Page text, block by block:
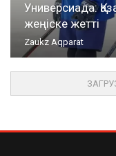
Универсиада:
жеңіске жетті
Zaukz Aqparat